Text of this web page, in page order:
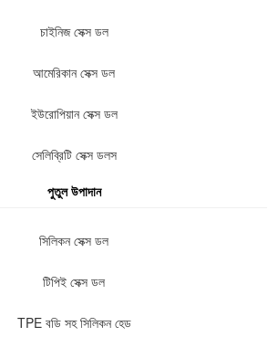
চাইনিজ সেক্স ডল
আমেরিকান সেক্স ডল
ইউরোপিয়ান সেক্স ডল
সেলিব্রিটি সেক্স ডলস
পুতুল উপাদান
সিলিকন সেক্স ডল
টিপিই সেক্স ডল
TPE বডি সহ সিলিকন হেড